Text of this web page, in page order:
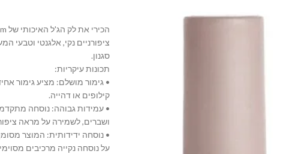
ציפורניים נקי, אלגנטי וטבעי
סגנון.
תכונות עיקריות:
• גימור מושלם: מציע גימור
קילופים או דהייה.
• עמידות גבוהה: נוסחה
ושברים, לשמירה על מראה